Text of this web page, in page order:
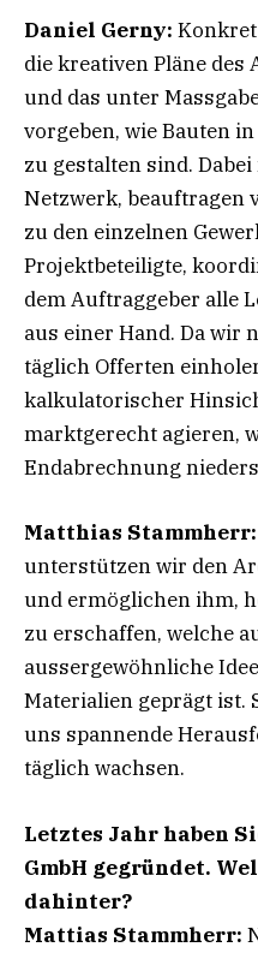
Daniel Gerny:
die kreativen Pläne
und das unter
vorgeben, wie Bauten
zu gestalten sind.
Netzwerk, beauftragen
zu den einzelnen
Projektbeteiligte,
dem Auftraggeber alle
aus einer Hand. Da wir
täglich Offerten
kalkulatorischer
marktgerecht agieren,
Endabrechnung
Matthias Stammherr:
unterstützen wir den
und ermöglichen ihm,
zu erschaffen, welche
aussergewöhnliche
Materialien geprägt ist.
uns spannende
täglich wachsen.
Letztes Jahr haben
GmbH gegründet.
dahinter?
Mattias Stammherr: